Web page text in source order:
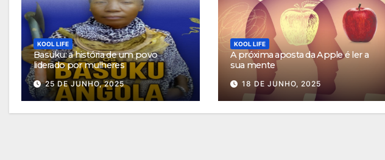
KOOL LIFE
Basuku: a história de um povo
liderado por mulheres
25 DE JUNHO, 2025
KOOL LIFE
A próxima aposta da Apple é ler a
sua mente
18 DE JUNHO, 2025